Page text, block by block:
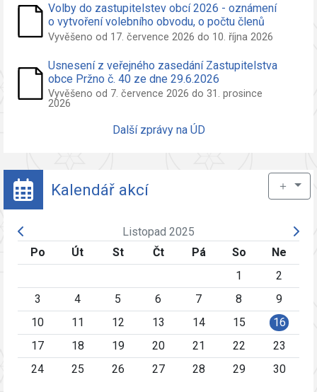
Volby do zastupitelstev obcí 2026 - oznámení
o vytvoření volebního obvodu, o počtu členů
zastupitelstva volených ve volebním obvodu a
nezávislého kandidáta a sdružení nezáv.
kandidátů
Vyvěšeno od 17. července 2026 do 10. října 2026
Usnesení z veřejného zasedání Zastupitelstva
obce Pržno č. 40 ze dne 29.6.2026
Vyvěšeno od 7. července 2026 do 31. prosince
2026
Další zprávy na ÚD
Kalendář akcí ＋
Listopad 2025
Po
Út St Čt Pá So
Ne
1
2
3
4 5 6 7 8
9
10
11 12 13 14 15
16
17
18 19 20 21 22
23
24
25 26 27 28 29 30